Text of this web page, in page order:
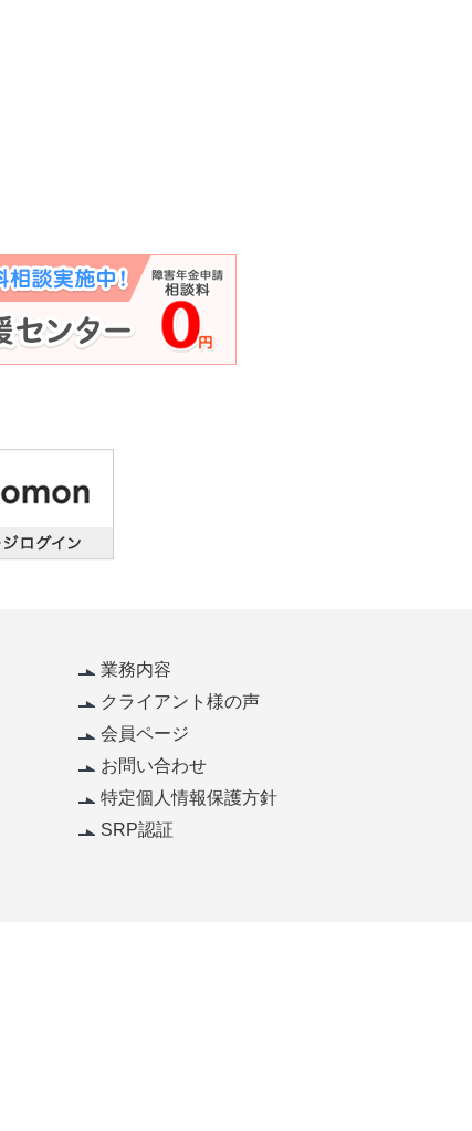
業務内容
クライアント様の声
会員ページ
お問い合わせ
特定個人情報保護方針
SRP認証